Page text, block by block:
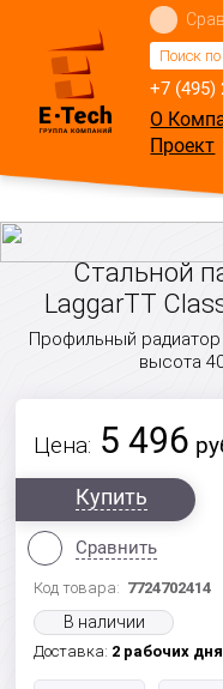
+7 (495)
О
Проект
Стальной
LaggarTT
Профильный
высота
Цена: 5 496
Купить
Сравнить
Код товара: 7724702414
В наличии
Доставка: 2 рабочих